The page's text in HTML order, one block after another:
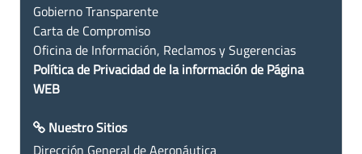
Gobierno Transparente
Carta de Compromiso
Oficina de Información, Reclamos y Sugerencias
Política de Privacidad de la información de Página
WEB
Nuestro Sitios
Dirección General de Aeronáutica